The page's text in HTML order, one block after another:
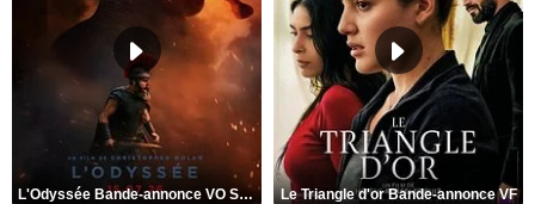
L'Odyssée Bande-annonce VO STFR Le Triangle d'or Bande-annonce VF